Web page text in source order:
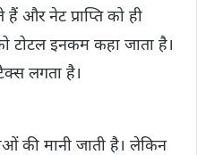
और नेट प्राप्ति को ही
टोटल इनकम कहा जाता है।
लगता है।
की मानी जाती है। लेकिन